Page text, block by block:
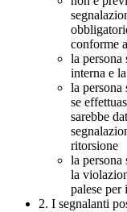
conforme
la persona
interna e
la persona
se
sarebbe
ritorsione
la persona
la
palese per
2. I segnalanti